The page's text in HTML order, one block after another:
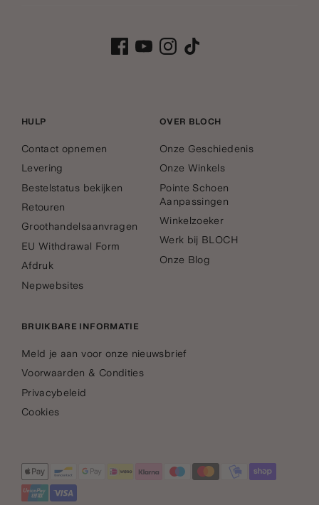
HULP
Contact opnemen
Levering
Bestelstatus bekijken
Retouren
Groothandelsaanvragen
EU Withdrawal Form
Afdruk
Nepwebsites
OVER BLOCH
Onze Geschiedenis
Onze Winkels
Pointe Schoen
Aanpassingen
Winkelzoeker
Werk bij BLOCH
Onze Blog
BRUIKBARE INFORMATIE
Meld je aan voor onze nieuwsbrief
Voorwaarden & Condities
Privacybeleid
Cookies
Betaalmethoden
geaccepteerd